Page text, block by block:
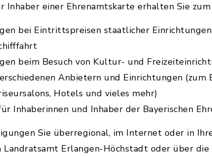
Inhaber einer Ehrenamtskarte erhalten Sie
bei Eintrittspreisen staatlicher
beim Besuch von Kultur- und
Anbietern und Einrichtungen (zum
Hotels und vieles mehr)
Inhaberinnen und Inhaber der Bayerischen
Sie überregional, im Internet oder in
Landratsamt Erlangen-Höchstadt oder über